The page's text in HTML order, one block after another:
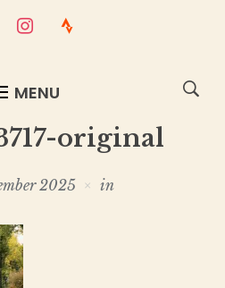
instagram
strava
MENU
original
2025 in